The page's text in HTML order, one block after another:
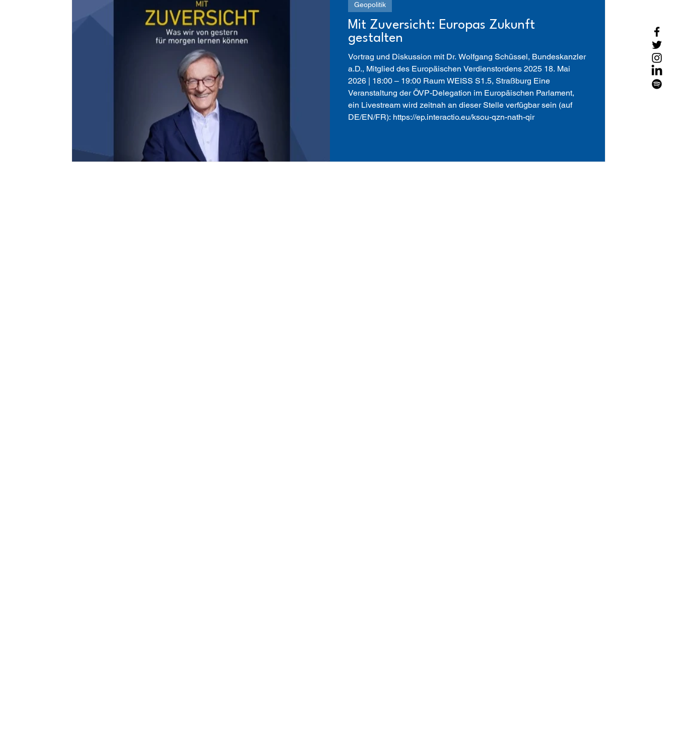
Mit Zuversicht: Europas Zukunft
gestalten
Vortrag und Diskussion mit Dr. Wolfgang Schüssel, Bundeskanzler
a.D., Mitglied des Europäischen Verdienstordens 2025 18. Mai
2026 | 18:00 – 19:00 Raum WEISS S1.5, Straßburg Eine
Veranstaltung der ÖVP-Delegation im Europäischen Parlament,
ein Livestream wird zeitnah an dieser Stelle verfügbar sein (auf
DE/EN/FR): https://ep.interactio.eu/ksou-qzn-nath-qir
Geopolitik